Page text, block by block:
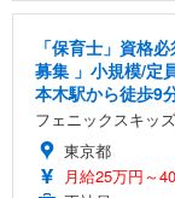
ワー
能
レス
ョン
務用
￥
ス圧
ー
ort/
応
￥
【
グモ
限定
超厚
￥
ュラ
「保育士」資格
募集 」小規模/定
本木駅から徒歩9
フェニックスキッ
東京都
月給25万円～